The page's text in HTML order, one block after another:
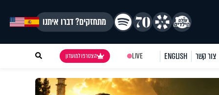
מתחזקים? דברו איתנו
צור קשר ENGLISH
LIVE הצטרפו למועדון